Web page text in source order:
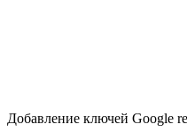
Добавление ключей Google